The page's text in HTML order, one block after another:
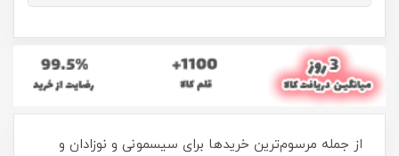
از جمله مرسوم‌ترین خریدها برای سیسمونی و نوزادان و